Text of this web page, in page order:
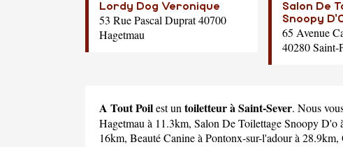
Lordy Dog Veronique
53 Rue Pascal Duprat 40700
Hagetmau
Salon De
Snoopy
65 Avenue
40280
A Tout Poilest untoiletteur à Saint-Sever. Nous
Hagetmau à 11.3km, Salon De Toilettage Snoopy D'o
16km, Beauté Canineà Pontonx-sur-l'adour à 28.9km,